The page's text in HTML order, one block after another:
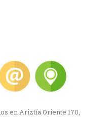
en Ariztía Oriente 170,